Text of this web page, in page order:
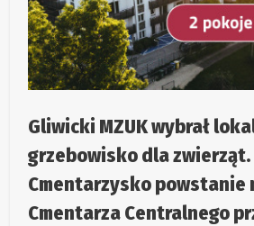
Gliwicki MZUK wybrał
grzebowisko dla zwierząt.
Cmentarzysko powstanie
Cmentarza Centralnego